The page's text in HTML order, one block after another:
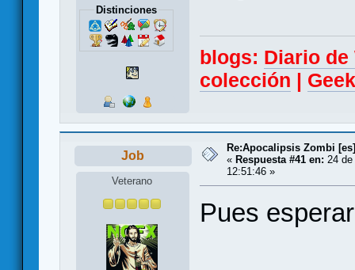
Distinciones
blogs: Diario
colección
Job
Veterano
Re:Apocalipsis Zombi [es]
« Respuesta #41 en: 24
12:51:46 »
Pues